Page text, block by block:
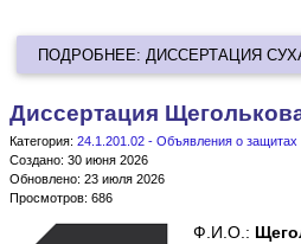
ПОДРОБНЕЕ: ДИССЕРТАЦИЯ
Диссертация
Категория: 24.1.201.02 - Объявления о защитах
Создано: 30 июня 2026
Обновлено: 23 июля 2026
Просмотров: 686
Ф.И.О.: